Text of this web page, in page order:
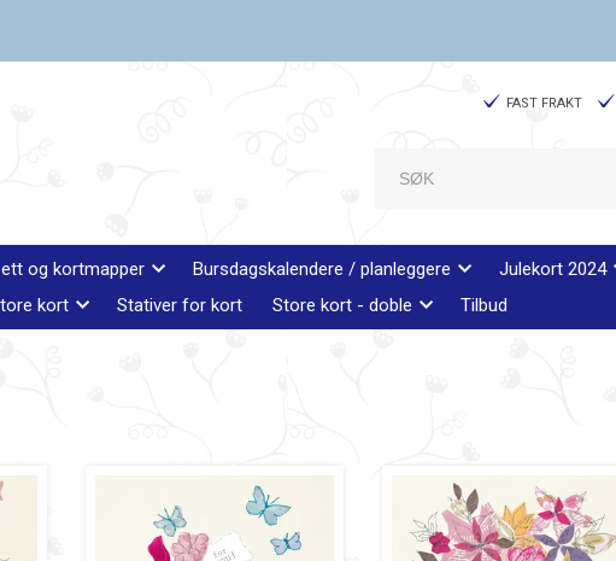
FAST FRAKT
og kortmapper Bursdagskalendere / planleggere Julekort 2024
kort Stativer for kort Store kort - doble Tilbud